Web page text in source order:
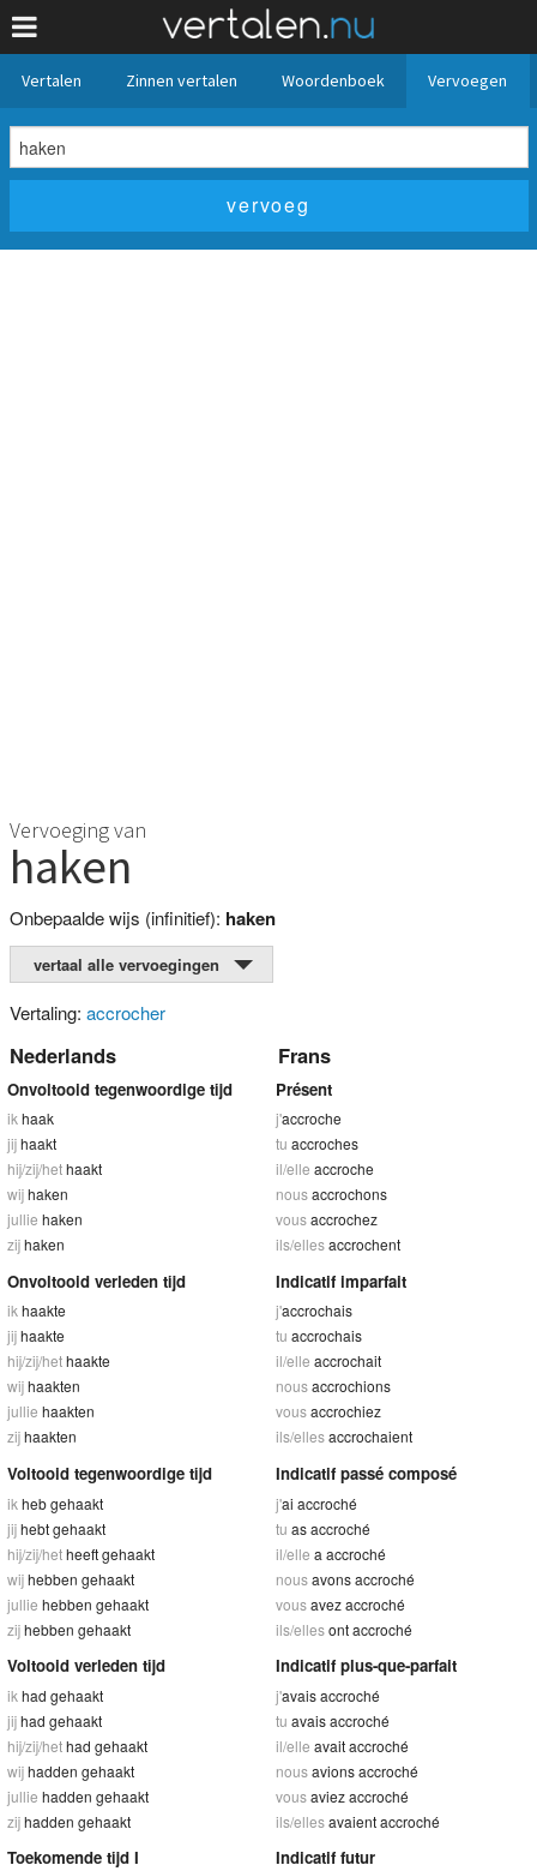
Vertalen Zinnen vertalen Woordenboek Vervoegen
Vervoeging van
haken
Onbepaalde wijs (infinitief): haken
vertaal alle vervoegingen
Vertaling: accrocher
Nederlands Frans
Onvoltooid tegenwoordige tijd
ik haak
jijhaakt
hij/zij/hethaakt
wijhaken
jullie haken
zijhaken
Présent
j'accroche
tu accroches
il/elle accroche
nousaccrochons
vousaccrochez
ils/ellesaccrochent
Onvoltooid verleden tijd
ikhaakte
jijhaakte
hij/zij/hethaakte
wijhaakten
jullie haakten
zijhaakten
Indicatif imparfait
j'accrochais
tu accrochais
il/elle accrochait
nousaccrochions
vousaccrochiez
ils/ellesaccrochaient
Voltooid tegenwoordige tijd
ik heb gehaakt
jijhebt gehaakt
hij/zij/hetheeft gehaakt
wijhebben gehaakt
jullie hebben gehaakt
zijhebben gehaakt
Indicatif passé composé
j'ai accroché
tu as accroché
il/elle a accroché
nousavons accroché
vousavez accroché
ils/ellesont accroché
Voltooid verleden tijd
ik had gehaakt
jijhad gehaakt
hij/zij/hethad gehaakt
wijhadden gehaakt
jullie hadden gehaakt
zijhadden gehaakt
Indicatif plus-que-parfait
j'avais accroché
tu avais accroché
il/elle avait accroché
nousavions accroché
vousaviez accroché
ils/ellesavaient accroché
Toekomende tijd I Indicatif futur